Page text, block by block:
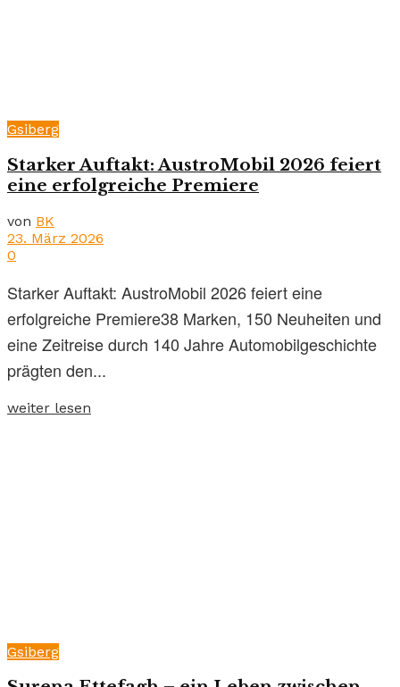
Gsiberg
Starker Auftakt: AustroMobil 2026 feiert
eine erfolgreiche Premiere
von BK
23. März 2026
0
Starker Auftakt: AustroMobil 2026 feiert eine
erfolgreiche Premiere38 Marken, 150 Neuheiten und
eine Zeitreise durch 140 Jahre Automobilgeschichte
prägten den...
weiter lesen
Gsiberg